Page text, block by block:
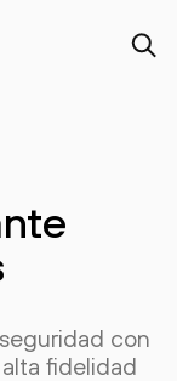
con
fidelidad